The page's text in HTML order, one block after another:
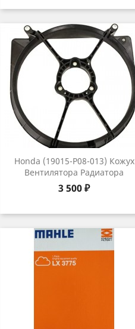
Honda (19015-P08-013) Кожух
Вентилятора Радиатора
Цена
3 500 ₽
Быстрый просмотр